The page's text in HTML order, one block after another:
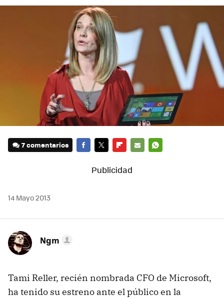
7 comentarios
MAIL
14 Mayo 2013
Ngm
Tami Reller, recién nombrada CFO de Microsoft,
ha tenido su estreno ante el público en la